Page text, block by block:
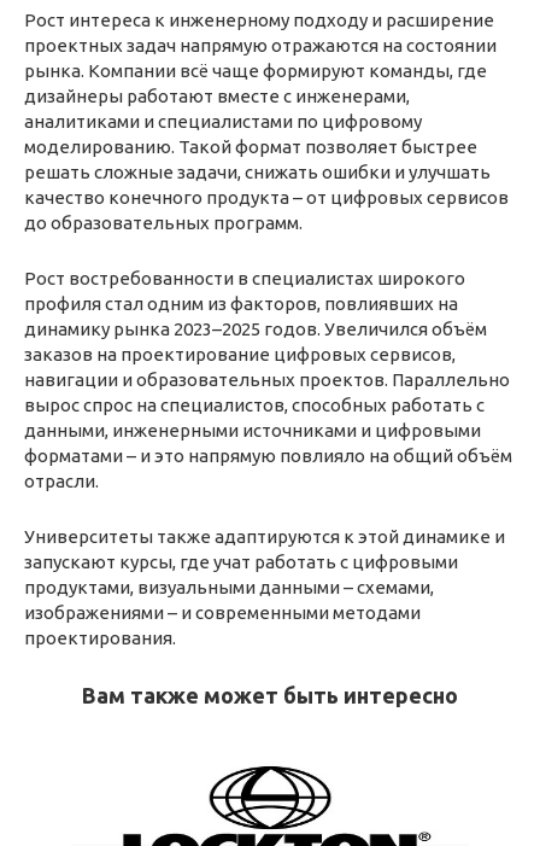
Рост интереса к инженерному подходу и расширение
проектных задач напрямую отражаются на состоянии
рынка. Компании всё чаще формируют команды, где
дизайнеры работают вместе с инженерами,
аналитиками и специалистами по цифровому
моделированию. Такой формат позволяет быстрее
решать сложные задачи, снижать ошибки и улучшать
качество конечного продукта – от цифровых сервисов
до образовательных программ.
Рост востребованности в специалистах широкого
профиля стал одним из факторов, повлиявших на
динамику рынка 2023–2025 годов. Увеличился объём
заказов на проектирование цифровых сервисов,
навигации и образовательных проектов. Параллельно
вырос спрос на специалистов, способных работать с
данными, инженерными источниками и цифровыми
форматами – и это напрямую повлияло на общий объём
отрасли.
Университеты также адаптируются к этой динамике и
запускают курсы, где учат работать с цифровыми
продуктами, визуальными данными – схемами,
изображениями – и современными методами
проектирования.
Вам также может быть интересно